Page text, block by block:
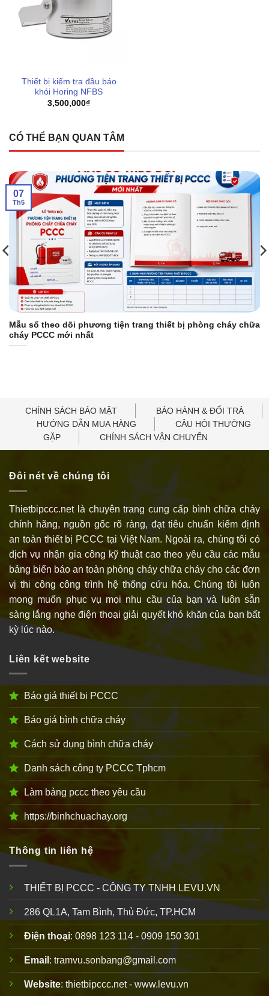
Thiết bị kiểm tra đầu báo
khói Horing NFBS
3,500,000₫
CÓ THỂ BẠN QUAN TÂM
Mẫu sổ theo dõi phương tiện trang thiết bị phòng cháy chữa
cháy PCCC mới nhất
07
Th5
CHÍNH SÁCH BẢO MẬT
BẢO HÀNH & ĐỔI TRẢ
HƯỚNG DẪN MUA HÀNG
CÂU HỎI THƯỜNG
GẶP
CHÍNH SÁCH VẬN CHUYỂN
Đôi nét về chúng tôi
Thietbipccc.net là chuyên trang cung cấp bình chữa cháy
chính hãng, nguồn gốc rõ ràng, đạt tiêu chuẩn kiểm định
an toàn thiết bị PCCC tại Việt Nam. Ngoài ra, chúng tôi có
dịch vụ nhận gia công kỹ thuật cao theo yêu cầu các mẫu
bảng biển báo an toàn phòng cháy chữa cháy cho các đơn
vị thi công công trình hệ thống cứu hỏa. Chúng tôi luôn
mong muốn phục vụ mọi nhu cầu của bạn và luôn sẵn
sàng lắng nghe điện thoại giải quyết khó khăn của bạn bất
kỳ lúc nào.
Liên kết website
Báo giá thiết bị PCCC
Báo giá bình chữa cháy
Cách sử dụng bình chữa cháy
Danh sách công ty PCCC Tphcm
Làm bảng pccc theo yêu cầu
https://binhchuachay.org
Thông tin liên hệ
THIẾT BỊ PCCC - CÔNG TY TNHH LEVU.VN
286 QL1A, Tam Bình, Thủ Đức, TP.HCM
Điện thoại: 0898 123 114 - 0909 150 301
Email : tramvu.sonbang@gmail.com
Website: thietbipccc.net - www.levu.vn